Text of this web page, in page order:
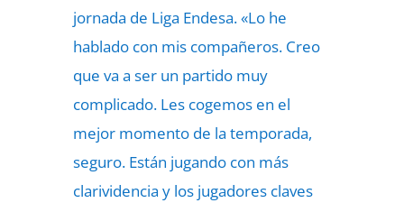
jornada de Liga Endesa. «Lo he
hablado con mis compañeros. Creo
que va a ser un partido muy
complicado. Les cogemos en el
mejor momento de la temporada,
seguro. Están jugando con más
clarividencia y los jugadores claves